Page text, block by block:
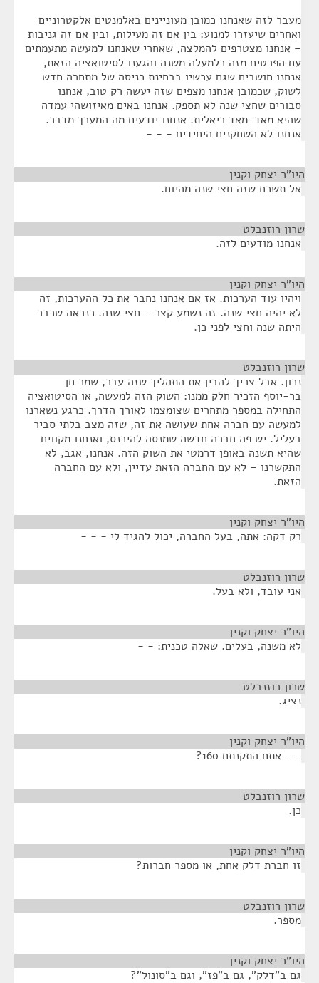
מעבר לזה שאנחנו כמובן מעוניינים באלמנטים אלקטרוניים
ואחרים שיעזרו למנוע: בין אם זה מעילות, ובין אם זה גניבות
– אנחנו מצטרפים להמלצה, שאחרי שאנחנו למעשה מתעמתים
עם הפרטים מזה כלמעלה משנה והגענו לסיטואציה הזאת,
אנחנו חושבים שגם עכשיו בבחינת כניסה של מתחרה חדש
לשוק, שכמובן אנחנו מצפים שזה יעשה רק טוב, אנחנו
סבורים שחצי שנה לא תספק. אנחנו באים מאיזושהי עמדה
שהיא מאד-מאד ריאלית. אנחנו יודעים מה המערך מדבר.
אנחנו לא השחקנים היחידים - - -
היו"ר יצחק וקנין
אל תשכח שזה חצי שנה מהיום.
שרון רוזנבלט
אנחנו מודעים לזה.
היו"ר יצחק וקנין
ויהיו עוד הערכות. אז אם אנחנו נחבר את כל ההערכות, זה
לא יהיה חצי שנה. זה נשמע קצר – חצי שנה. כנראה שכבר
היתה שנה וחצי לפני כן.
שרון רוזנבלט
נכון. אבל צריך להבין את התהליך שזה עבר, שמר חן
בר-יוסף הזכיר חלק ממנו: השוק הזה למעשה, או הסיטואציה
התחילה במספר מתחרים שצומצמו לאורך הדרך. כרגע נשארנו
למעשה עם חברה אחת שעושה את זה, שזה מצב בלתי סביר
בעליל. יש פה חברה חדשה שמנסה להיכנס, ואנחנו מקווים
שהיא תשנה באופן דרמטי את השוק הזה. אנחנו, אגב, לא
התקשרנו – לא עם החברה הזאת עדיין, ולא עם החברה
הזאת.
היו"ר יצחק וקנין
רק דקה: אתה, בעל החברה, יכול להגיד לי - - -
שרון רוזנבלט
אני עובד, ולא בעל.
היו"ר יצחק וקנין
לא משנה, בעלים. שאלה טכנית: - -
שרון רוזנבלט
נציג.
היו"ר יצחק וקנין
- - אתם התקנתם 160?
שרון רוזנבלט
כן.
היו"ר יצחק וקנין
זו חברת דלק אחת, או מספר חברות?
שרון רוזנבלט
מספר.
היו"ר יצחק וקנין
גם ב"דלק", גם ב"פז", וגם ב"סונול"?